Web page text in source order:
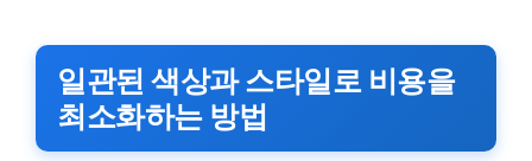
일관된 색상과 스타일로 비용을
최소화하는 방법